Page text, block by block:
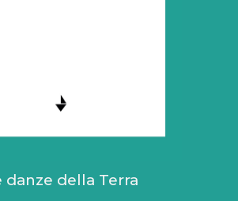
danze della Terra